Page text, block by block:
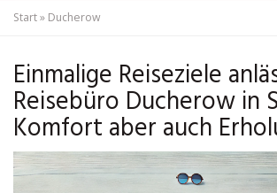
Start» Ducherow
Einmalige Reiseziele
Reisebüro Ducherow in
Komfort aber auch